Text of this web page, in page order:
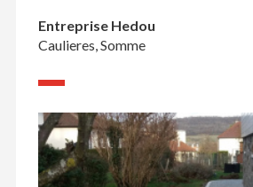
Entreprise Hedou
Caulieres, Somme